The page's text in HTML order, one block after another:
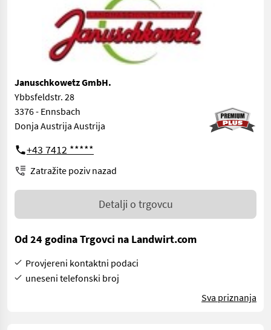
Januschkowetz GmbH.
Ybbsfeldstr. 28
3376 - Ennsbach
Donja Austrija Austrija
+43 7412 *****
Zatražite poziv nazad
Detalji o trgovcu
Od 24 godina Trgovci na Landwirt.com
Provjereni kontaktni podaci
uneseni telefonski broj
Sva priznanja